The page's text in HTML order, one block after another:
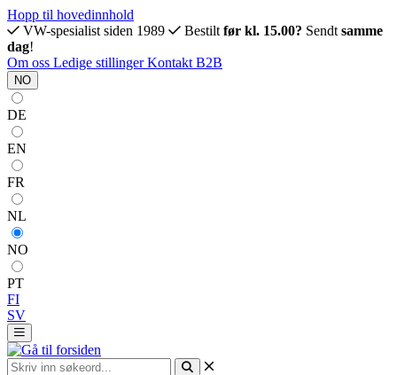
Hopp til hovedinnhold
VW-spesialist siden 1989
Bestilt før kl. 15.00? Sendt samme
dag!
Om oss Ledige stillingerKontakt B2B
NO
DE
EN
FR
NL
NO
PT
FI
SV